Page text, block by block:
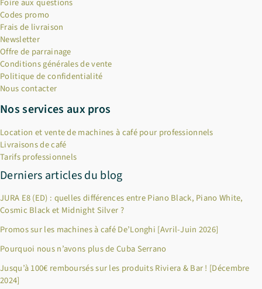
Foire aux questions
Codes promo
Frais de livraison
Newsletter
Offre de parrainage
Conditions générales de vente
Politique de confidentialité
Nous contacter
Nos services aux pros
Location et vente de machines à café pour professionnels
Livraisons de café
Tarifs professionnels
Derniers articles du blog
JURA E8 (ED) : quelles différences entre Piano Black, Piano White,
Cosmic Black et Midnight Silver ?
Promos sur les machines à café De’Longhi [Avril-Juin 2026]
Pourquoi nous n’avons plus de Cuba Serrano
Jusqu’à 100€ remboursés sur les produits Riviera & Bar ! [Décembre
2024]
×
Bienvenue chez Cafés Querry !
Profitez de -10% sur votre première commande (hors